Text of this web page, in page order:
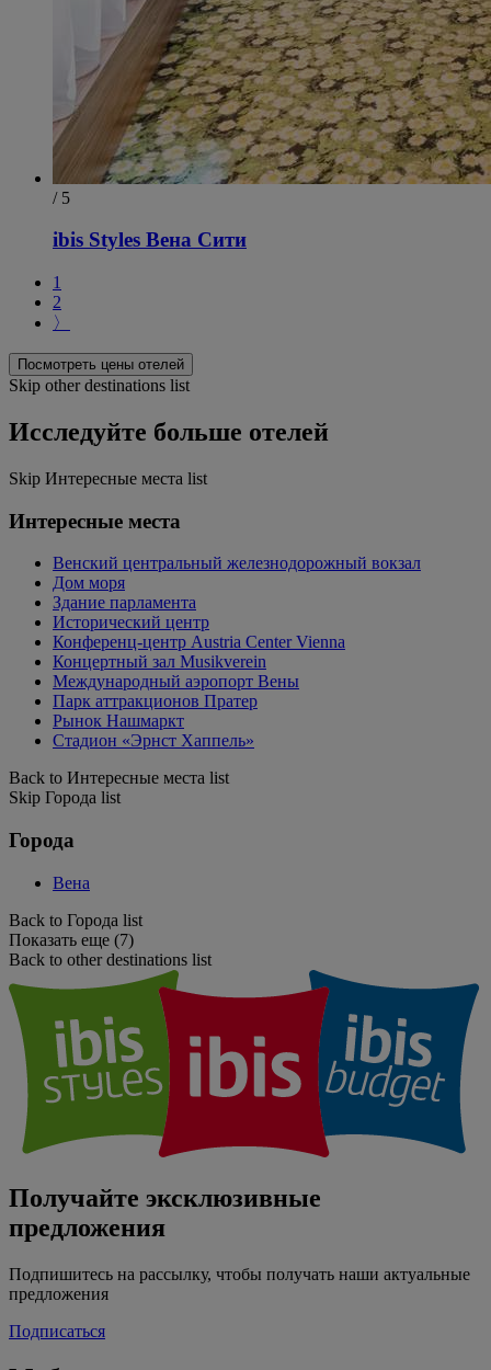
/ 5
ibis Styles Вена Сити
1
2
〉
Посмотреть цены отелей
Skip other destinations list
Исследуйте больше отелей
Skip Интересные места list
Интересные места
Венский центральный железнодорожный вокзал
Дом моря
Здание парламента
Исторический центр
Конференц-центр Austria Center Vienna
Концертный зал Musikverein
Международный аэропорт Вены
Парк аттракционов Пратер
Рынок Нашмаркт
Стадион «Эрнст Хаппель»
Back to Интересные места list
Skip Города list
Города
Вена
Back to Города list
Показать еще (7)
Back to other destinations list
Получайте эксклюзивные
предложения
Подпишитесь на рассылку, чтобы получать наши актуальные
предложения
Подписаться